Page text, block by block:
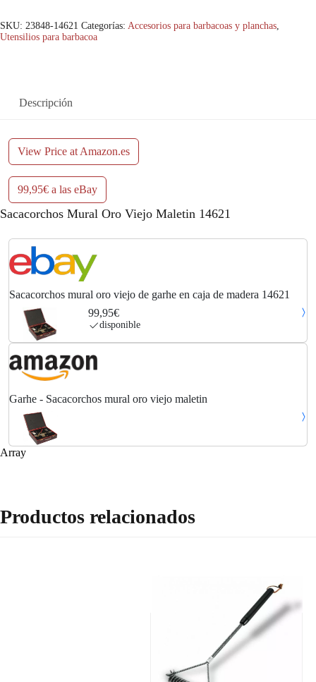
SKU: 23848-14621 Categorías: Accesorios para barbacoas y planchas,
Utensilios para barbacoa
Descripción
View Price at Amazon.es
99,95€ a las eBay
Sacacorchos Mural Oro Viejo Maletin 14621
Sacacorchos mural oro viejo de garhe en caja de madera 14621
99,95€
disponible
Garhe - Sacacorchos mural oro viejo maletin
Array
Productos relacionados